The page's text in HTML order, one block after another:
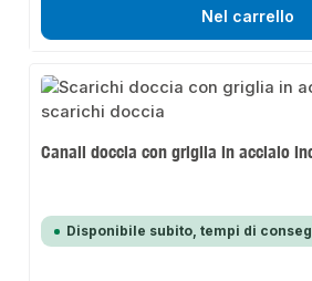
Nel carrello
Canali doccia con griglia in acciaio
Disponibile subito, tempi di